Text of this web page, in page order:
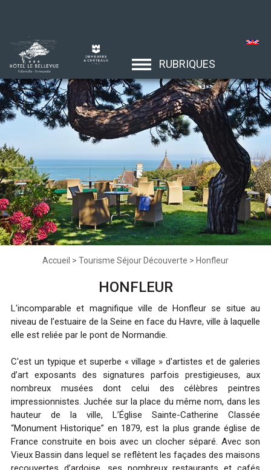
RUBRIQUES
Accueil > Tourisme Séjour Découverte > Honfleur
HONFLEUR
L'incomparable et magnifique ville de Honfleur se situe au
niveau de l’estuaire de la Seine en face du Havre, ville à laquelle
elle est reliée par le pont de Normandie.
C'est un typique et superbe « village » d'artistes et de galeries
d’art exposants des signatures parfois prestigieuses, aux
nombreux musées dont celui des célèbres peintres
impressionnistes. Juchée sur la place du même nom, dans les
hauteur de la ville, L’Église Sainte-Catherine Classée
“Monument Historique” en 1879, est la plus grande église de
France construite en bois avec un clocher séparé. Avec son
Vieux Bassin dans lequel se reflètent les façades des maisons